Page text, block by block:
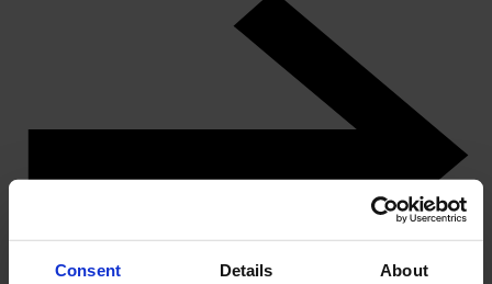
Consent Details About